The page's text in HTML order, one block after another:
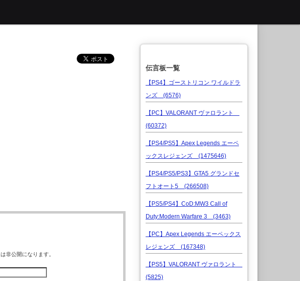
は非公開になります。
伝言板一覧
【PS4】ゴーストリコン ワイルドラ
ンズ (6576)
【PC】VALORANT ヴァロラント
(60372)
【PS4/PS5】Apex Legends エーペ
ックスレジェンズ (1475646)
【PS4/PS5/PS3】GTA5 グランドセ
フトオート5 (266508)
【PS5/PS4】CoD:MW3 Call of
Duty:Modern Warfare 3 (3463)
【PC】Apex Legends エーペックス
レジェンズ (167348)
【PS5】VALORANT ヴァロラント
(5825)